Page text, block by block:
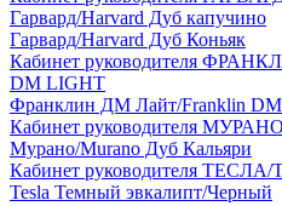
Гарвард/Harvard Дуб капучино
Гарвард/Harvard Дуб Коньяк
Кабинет руководителя
DM LIGHT
Франклин ДМ Лайт/Franklin
Кабинет руководителя
Мурано/Murano Дуб Кальяри
Кабинет руководителя ТЕСЛА/
Tesla Темный эвкалипт/Черный